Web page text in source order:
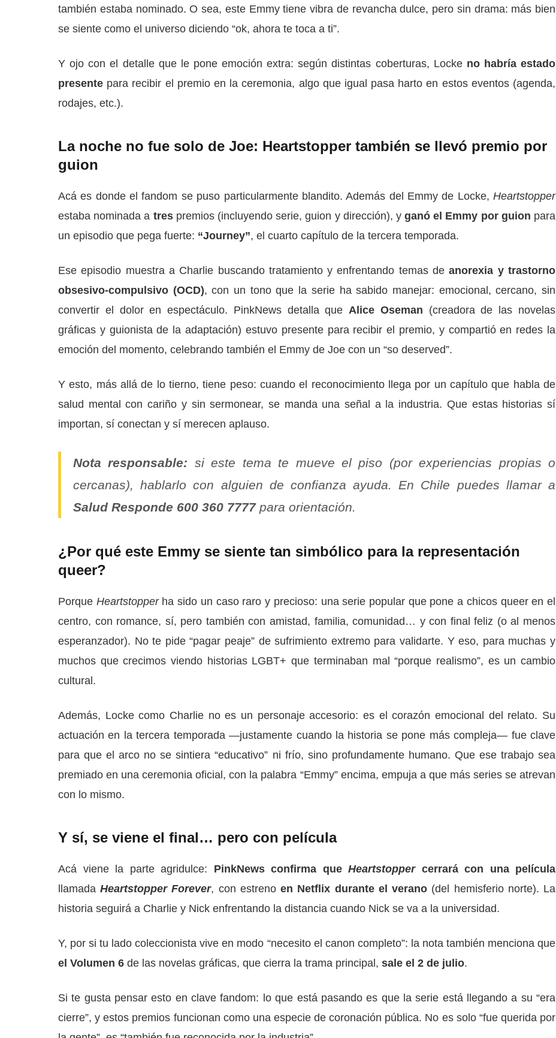
también estaba nominado. O sea, este Emmy tiene vibra de revancha dulce, pero sin drama: más bien
se siente como el universo diciendo “ok, ahora te toca a ti”.
Y ojo con el detalle que le pone emoción extra: según distintas coberturas, Locke no habría estado
presente para recibir el premio en la ceremonia, algo que igual pasa harto en estos eventos (agenda,
rodajes, etc.).
La noche no fue solo de Joe: Heartstopper también se llevó premio por
guion
Acá es donde el fandom se puso particularmente blandito. Además del Emmy de Locke, Heartstopper
estaba nominada a trespremios (incluyendo serie, guion y dirección), yganó el Emmy por guion para
un episodio que pega fuerte: “Journey”, el cuarto capítulo de la tercera temporada.
Ese episodio muestra a Charlie buscando tratamiento y enfrentando temas deanorexia y trastorno
obsesivo-compulsivo (OCD), con un tono que la serie ha sabido manejar: emocional, cercano, sin
convertir el dolor en espectáculo. PinkNews detalla que Alice Oseman (creadora de las novelas
gráficas y guionista de la adaptación) estuvo presente para recibir el premio, y compartió en redes la
emoción del momento, celebrando también el Emmy de Joe con un “so deserved”.
Y esto, más allá de lo tierno, tiene peso: cuando el reconocimiento llega por un capítulo que habla de
salud mental con cariño y sin sermonear, se manda una señal a la industria. Que estas historias sí
importan, sí conectan y sí merecen aplauso.
Nota responsable: si este tema te mueve el piso (por experiencias propias o
cercanas), hablarlo con alguien de confianza ayuda. En Chile puedes llamar a
Salud Responde 600 360 7777para orientación.
¿Por qué este Emmy se siente tan simbólico para la representación
queer?
Porque Heartstopperha sido un caso raro y precioso: una serie popular que pone a chicos queer en el
centro, con romance, sí, pero también con amistad, familia, comunidad… y con final feliz (o al menos
esperanzador). No te pide “pagar peaje” de sufrimiento extremo para validarte. Y eso, para muchas y
muchos que crecimos viendo historias LGBT+ que terminaban mal “porque realismo”, es un cambio
cultural.
Además, Locke como Charlie no es un personaje accesorio: es el corazón emocional del relato. Su
actuación en la tercera temporada —justamente cuando la historia se pone más compleja— fue clave
para que el arco no se sintiera “educativo” ni frío, sino profundamente humano. Que ese trabajo sea
premiado en una ceremonia oficial, con la palabra “Emmy” encima, empuja a que más series se atrevan
con lo mismo.
Y sí, se viene el final… pero con película
Acá viene la parte agridulce: PinkNews confirma que Heartstoppercerrará con una película
llamadaHeartstopper Forever, con estrenoen Netflix durante el verano (del hemisferio norte). La
historia seguirá a Charlie y Nick enfrentando la distancia cuando Nick se va a la universidad.
Y, por si tu lado coleccionista vive en modo “necesito el canon completo”: la nota también menciona que
el Volumen 6 de las novelas gráficas, que cierra la trama principal, sale el 2 de julio.
Si te gusta pensar esto en clave fandom: lo que está pasando es que la serie está llegando a su “era
cierre”, y estos premios funcionan como una especie de coronación pública. No es solo “fue querida por